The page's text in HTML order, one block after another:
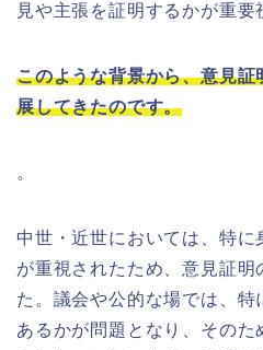
見や主張を証明するかが重要
このような背景から、意見
展してきたのです。
。
中世・近世においては、特に
が重視されたため、意見証明
た。議会や公的な場では、
あるかが問題となり、その